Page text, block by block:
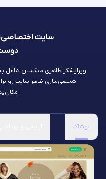
سایت
ویرایشگر ظاهری میکسین شامل
شخصی‌سازی ظاهر سایت رو
پوشاک